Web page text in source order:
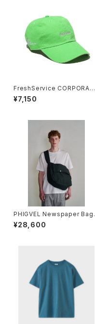
FreshService CORPORATE
CAP
¥7,150
PHIGVEL Newspaper Bag
(Large)
¥28,600